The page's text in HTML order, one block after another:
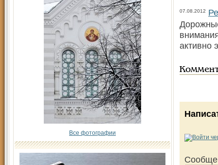
Все фотографии
07.08.2012
активно